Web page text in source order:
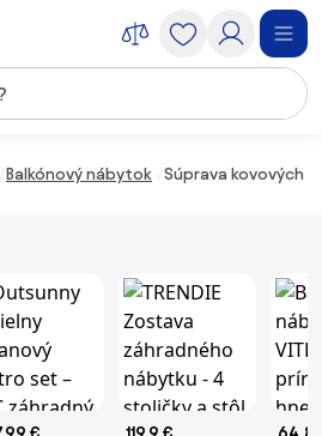
Balkónový nábytok Súprava kovových